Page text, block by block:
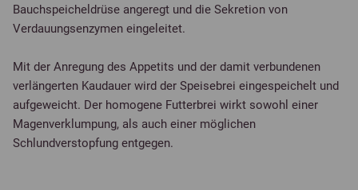
Bauchspeicheldrüse angeregt und die Sekretion von
Verdauungsenzymen eingeleitet.
Mit der Anregung des Appetits und der damit verbundenen
verlängerten Kaudauer wird der Speisebrei eingespeichelt und
aufgeweicht. Der homogene Futterbrei wirkt sowohl einer
Magenverklumpung, als auch einer möglichen
Schlundverstopfung entgegen.